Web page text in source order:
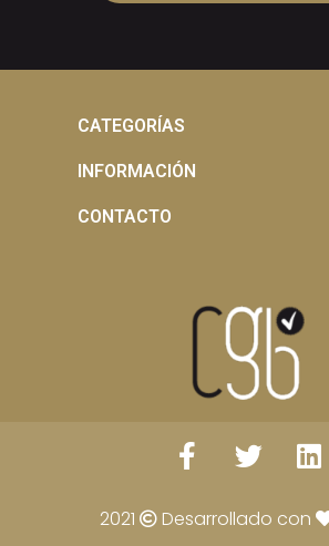
CATEGORÍAS
INFORMACIÓN
CONTACTO
2021 Desarrollado con